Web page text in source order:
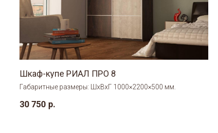
Шкаф-купе РИАЛ ПРО 8
Габаритные размеры: ШхВхГ 1000×2200×500 мм.
30 750 р.